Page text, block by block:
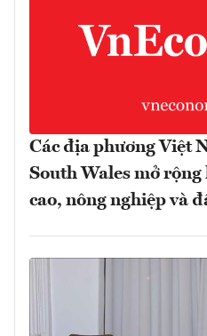
Các địa phương Việt
South Wales mở rộng
cao, nông nghiệp và